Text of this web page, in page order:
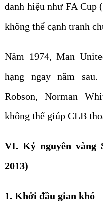
danh hiệu như FA Cup
không thể cạnh tranh
Năm 1974, Man
hạng ngay năm
Robson, Norman
không thể giúp CLB
VI. Kỷ nguyên vàng
2013)
1. Khởi đầu gian khó